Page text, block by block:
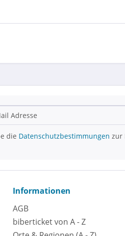
die Datenschutzbestimmungen zur
Informationen
AGB
biberticket von A - Z